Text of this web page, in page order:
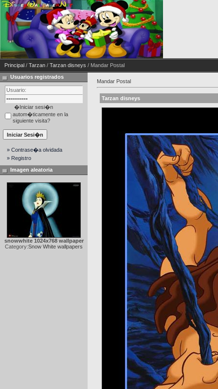
Principal / Tarzan / Tarzan disneys / Mandar Postal
Usuarios registrados
�Iniciar sesi�n
autom�ticamente en la
siguiente visita?
» Contrase�a olvidada
» Registro
Imagen aleatoria
snowwhite 1024x768 wallpaper
Category:Snow White wallpapers
Mandar Postal
Tarzan disneys